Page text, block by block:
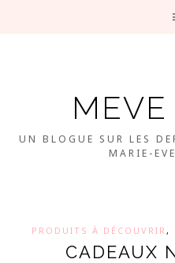
MEVE
UN BLOGUE SUR LES
MARIE-
PRODUITS À DÉCOUVRIR ,
CADEAUX